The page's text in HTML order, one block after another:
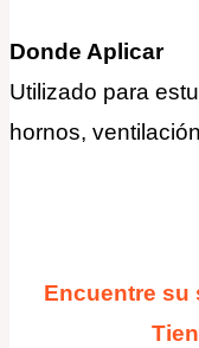
Donde Aplicar
Utilizado para
hornos,
Encuentre su